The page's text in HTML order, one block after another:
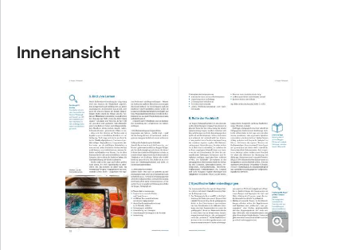
Innenansicht